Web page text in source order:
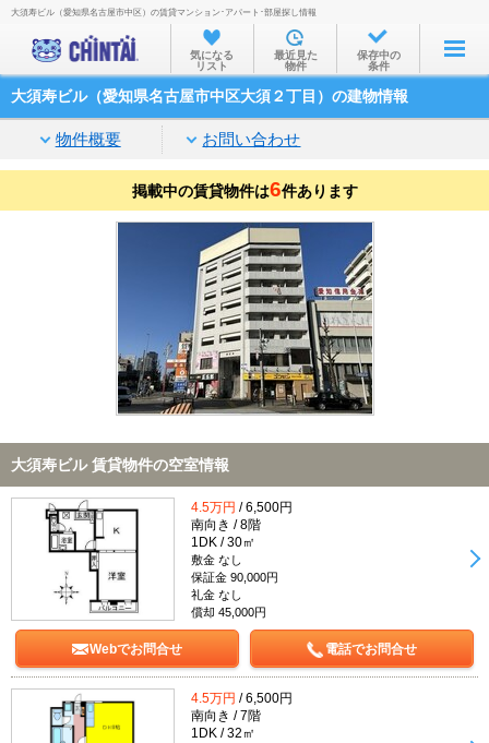
お部屋を探す
沿線・駅から
住所から
家賃相場から
通勤通学時間から
物件特集から
不動産会社から
TOP
大須寿ビル（愛知県名古屋市中区）の賃貸マンション･アパート･部屋探し情報
気になる
リスト
最近見た
物件
保存中の
条件
大須寿ビル（愛知県名古屋市中区大須２丁目）の建物情報
物件概要 お問い合わせ
掲載中の賃貸物件は6件あります
大須寿ビル 賃貸物件の空室情報
4.5万円 / 6,500円
南向き / 8階
1DK / 30㎡
敷金 なし
保証金 90,000円
礼金 なし
償却 45,000円
Webでお問合せ 電話でお問合せ
4.5万円 / 6,500円
南向き / 7階
1DK / 32㎡